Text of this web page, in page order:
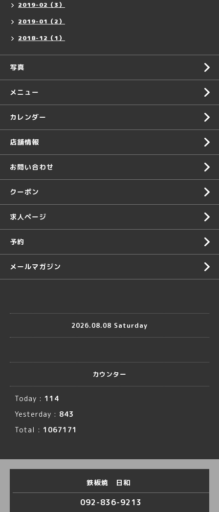
2019-02（3）
2019-01（2）
2018-12（1）
写真
メニュー
カレンダー
店舗情報
お問い合わせ
クーポン
求人ページ
予約
メールマガジン
2026.08.08 Saturday
カウンター
Today : 114
Yesterday : 843
Total : 1067171
鉄板焼 日和
092-836-9213